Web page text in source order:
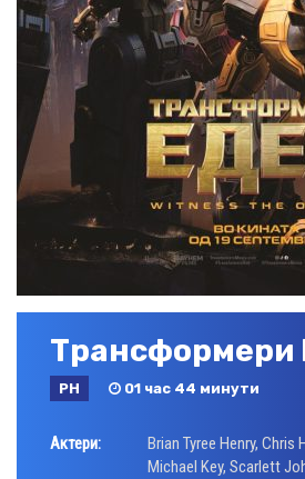
Трансформери
РН 01 час 44 минути
Актери: Brian Tyree Henry, Chris
Michael Key, Scarlett